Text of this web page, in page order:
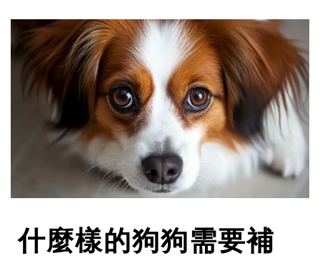
什麼樣的狗狗需要補